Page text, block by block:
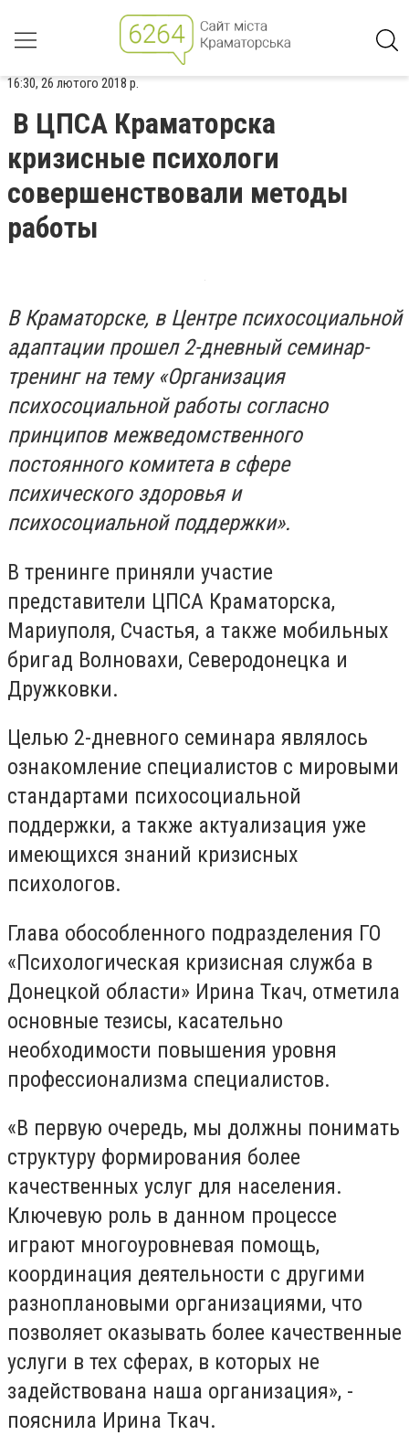
16:30, 26 лютого 2018 р.
В ЦПСА Краматорска
кризисные психологи
совершенствовали методы
работы
В Краматорске, в Центре психосоциальной
адаптации прошел 2-дневный семинар-
тренинг на тему «Организация
психосоциальной работы согласно
принципов межведомственного
постоянного комитета в сфере
психического здоровья и
психосоциальной поддержки».
В тренинге приняли участие
представители ЦПСА Краматорска,
Мариуполя, Счастья, а также мобильных
бригад Волновахи, Северодонецка и
Дружковки.
Целью 2-дневного семинара являлось
ознакомление специалистов с мировыми
стандартами психосоциальной
поддержки, а также актуализация уже
имеющихся знаний кризисных
психологов.
Глава обособленного подразделения ГО
«Психологическая кризисная служба в
Донецкой области» Ирина Ткач, отметила
основные тезисы, касательно
необходимости повышения уровня
профессионализма специалистов.
«В первую очередь, мы должны понимать
структуру формирования более
качественных услуг для населения.
Ключевую роль в данном процессе
играют многоуровневая помощь,
координация деятельности с другими
разноплановыми организациями, что
позволяет оказывать более качественные
услуги в тех сферах, в которых не
задействована наша организация», -
пояснила Ирина Ткач.